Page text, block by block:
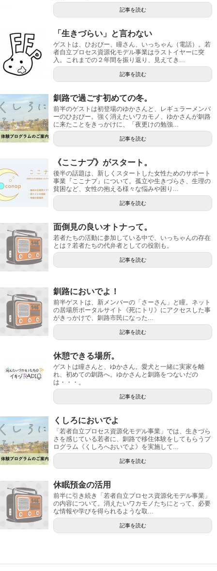
記事を読む
「生きづらい」と言わない
ゲストは、ひおぴー、瞳さん、いっちゃん（電話）。若
者自立プロセス資源化モデル事業はラストイヤーに突
入。これまでの２年間を振り返り、見えてき...
記事を読む
釧路で過ごす初めての冬。
前半のゲストは初登場のゆかさんと、レギュラーメンバ
ーのひおぴー。強く消えたいワカモノ、ゆかさんが釧路
に来たことをきっかけに、「夜更けの勉強...
記事を読む
《ここナプ》がスタート。
後半の話題は、新しくスタートした女性ためのサポート
事業『ここナプ』について。孤立や生きづらさ、生理の
貧困など、女性の抱える様々な悩みや困り...
記事を読む
面倒見の良いオトナって。
若者たちの活動に参加している中で、いっちゃんの存在
とは？若者たちの代弁者としての役割も。
記事を読む
釧路においでよ！
前半ゲストは、新メンバーの「さーさん」と瞳。ネット
の居場所ポータルサイト《死にトリ》にアクセスした事
がきっかけで、釧路市民になった...
記事を読む
休憩できる場所。
ゲストは瞳さんと、ゆかさん。愛犬と一緒に実家を離
れ、初めての釧路へ。ゆかさんと釧路をつないだの
は・・・。
記事を読む
くしろにおいでよ
「若者自立プロセス資源化モデル事業」では、生きづら
さを感じている若者に、釧路で移住体験をしてもらうプ
ログラム《くしろへおいでよ》を実施して...
記事を読む
休眠預金の活用
前半に引き続き「若者自立プロセス資源化モデル事業」
の内容について。消えたいワカモノたちにとって、必要
な情報や学びを得られるような取...
記事を読む